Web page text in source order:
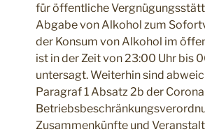
für öffentliche
Abgabe von Alkohol zum
der Konsum von Alkohol im
ist in der Zeit von 23:00 Uhr bis
untersagt. Weiterhin sind
Paragraf 1 Absatz 2b der
Zusammenkünfte und